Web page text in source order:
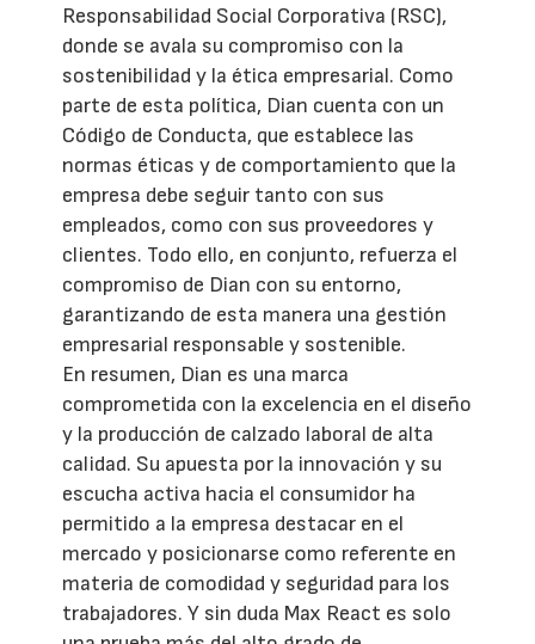
Responsabilidad Social Corporativa (RSC),
donde se avala su compromiso con la
sostenibilidad y la ética empresarial. Como
parte de esta política, Dian cuenta con un
Código de Conducta, que establece las
normas éticas y de comportamiento que la
empresa debe seguir tanto con sus
empleados, como con sus proveedores y
clientes. Todo ello, en conjunto, refuerza el
compromiso de Dian con su entorno,
garantizando de esta manera una gestión
empresarial responsable y sostenible.
En resumen, Dian es una marca
comprometida con la excelencia en el diseño
y la producción de calzado laboral de alta
calidad. Su apuesta por la innovación y su
escucha activa hacia el consumidor ha
permitido a la empresa destacar en el
mercado y posicionarse como referente en
materia de comodidad y seguridad para los
trabajadores. Y sin duda Max React es solo